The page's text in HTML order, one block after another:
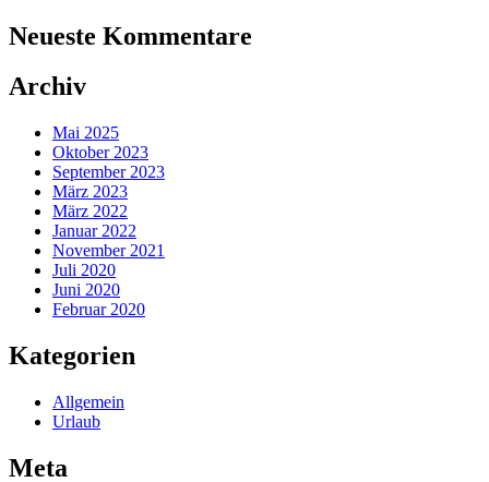
Neueste Kommentare
Archiv
Mai 2025
Oktober 2023
September 2023
März 2023
März 2022
Januar 2022
November 2021
Juli 2020
Juni 2020
Februar 2020
Kategorien
Allgemein
Urlaub
Meta